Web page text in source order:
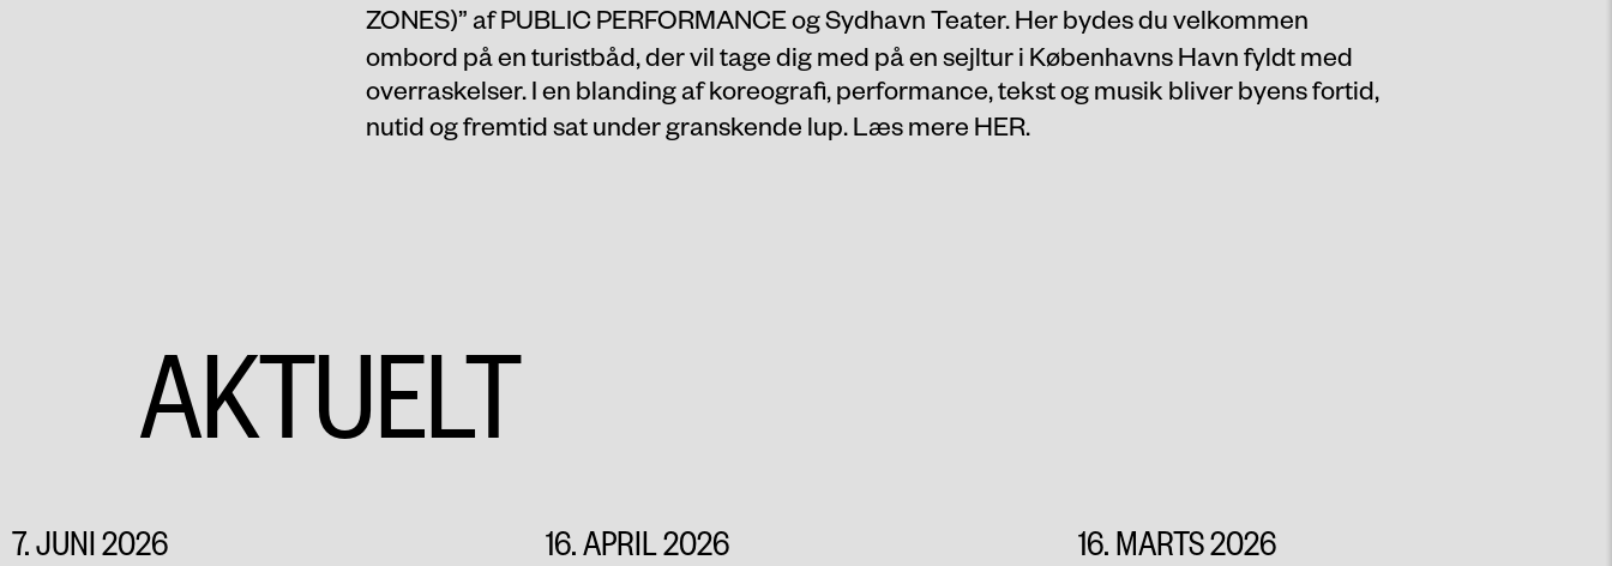
ZONES)” af PUBLIC PERFORMANCE og Sydhavn Teater. Her bydes du velkommen
ombord på en turistbåd, der vil tage dig med på en sejltur i Københavns Havn fyldt med
overraskelser. I en blanding af koreografi, performance, tekst og musik bliver byens fortid,
nutid og fremtid sat under granskende lup. Læs mere HER.
AKTUELT
7. JUNI 2026 16. APRIL 2026 16. MARTS 2026